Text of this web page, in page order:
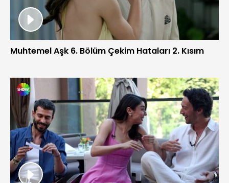
Muhtemel Aşk 6. Bölüm Çekim Hataları 2. Kısım